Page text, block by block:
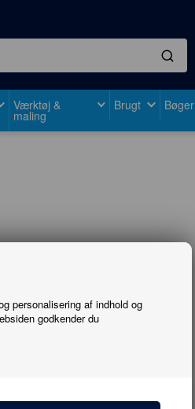
personalisering af indhold og
godkender du
Værktøj &
maling
Brugt Bøger